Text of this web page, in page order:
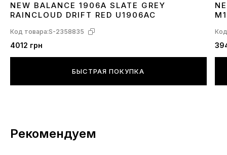
3637 3839404142 4345
NEW BALANCE 1906A SLATE GREY
RAINCLOUD DRIFT RED U1906AC
Код товара:S-2358835
4012 грн
БЫСТРАЯ ПОКУПКА
Рекомендуем